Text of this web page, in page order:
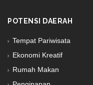
POTENSI DAERAH
Tempat Pariwisata
Ekonomi Kreatif
Rumah Makan